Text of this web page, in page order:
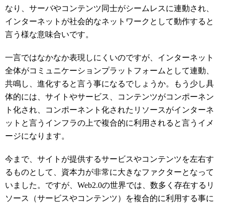
なり、サーバやコンテンツ同士がシームレスに連動され、
インターネットが社会的なネットワークとして動作すると
言う様な意味合いです。
一言ではなかなか表現しにくいのですが、インターネット
全体がコミュニケーションプラットフォームとして連動、
共鳴し、進化すると言う事になるでしょうか。もう少し具
体的には、サイトやサービス、コンテンツがコンポーネン
ト化され、コンポーネント化されたリソースがインターネ
ットと言うインフラの上で複合的に利用されると言うイメ
ージになります。
今まで、サイトが提供するサービスやコンテンツを左右す
るものとして、資本力が非常に大きなファクターとなって
いました。ですが、Web2.0の世界では、数多く存在するリ
ソース（サービスやコンテンツ）を複合的に利用する事に